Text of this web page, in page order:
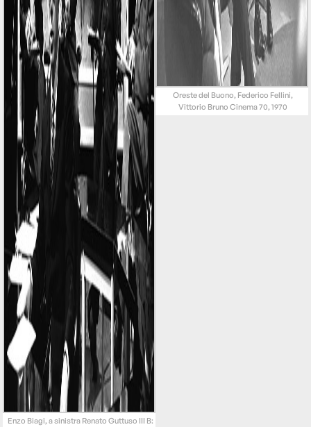
Enzo Biagi, a sinistra Renato Guttuso III B:
Oreste del Buono, Federico Fellini,
Vittorio Bruno Cinema 70, 1970